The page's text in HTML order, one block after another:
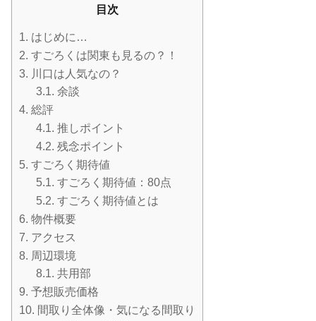
目次
1. はじめに…
2. すごろくは関東も見るの？！
3. 川口は人気なの？
3.1. 余談
4. 総評
4.1. 推しポイント
4.2. 残念ポイント
5. すごろく期待値
5.1. すごろく期待値：80点
5.2. すごろく期待値とは
6. 物件概要
7. アクセス
8. 周辺環境
8.1. 共用部
9. 予想販売価格
10. 間取り全体像・気になる間取り